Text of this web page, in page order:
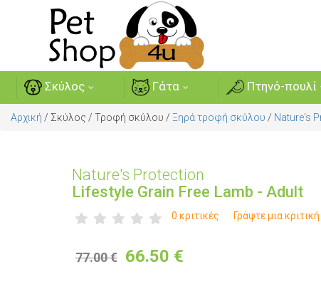
Σκύλος Γάτα Πτηνό-πουλί
Αρχική / Σκύλος / Τροφή σκύλου / Ξηρά τροφή σκύλου / Nature's
Nature's Protection
Lifestyle Grain Free Lamb - Adult
0 κριτικές Γράψτε μια κριτική
77.00 € 66.50 €